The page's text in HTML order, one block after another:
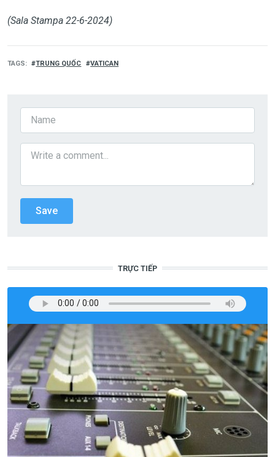
(Sala Stampa 22-6-2024)
TAGS TRUNG QUỐC VATICAN
TRỰC TIẾP